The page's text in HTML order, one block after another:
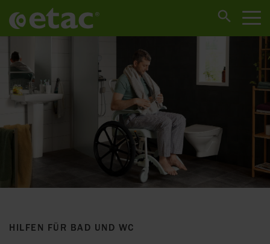
HILFEN FÜR BAD UND WC